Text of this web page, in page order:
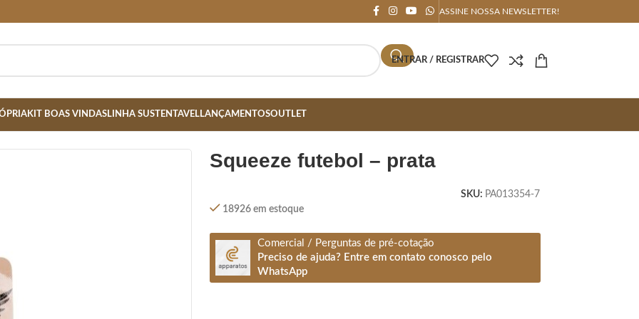
ASSINE NOSSA NEWSLETTER!
ENTRAR / REGISTRAR
KIT BOAS VINDASLINHA SUSTENTAVELLANÇAMENTOSOUTLET
squeeze futebol – prata
SKU: PA013354-7
18926 em estoque
Comercial / Perguntas de pré-cotação
Preciso de ajuda? Entre em contato conosco pelo
WhatsApp